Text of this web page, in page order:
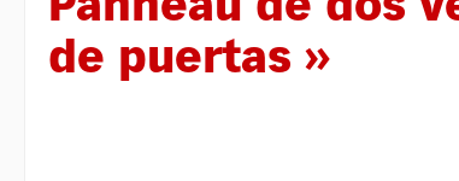
de puertas »